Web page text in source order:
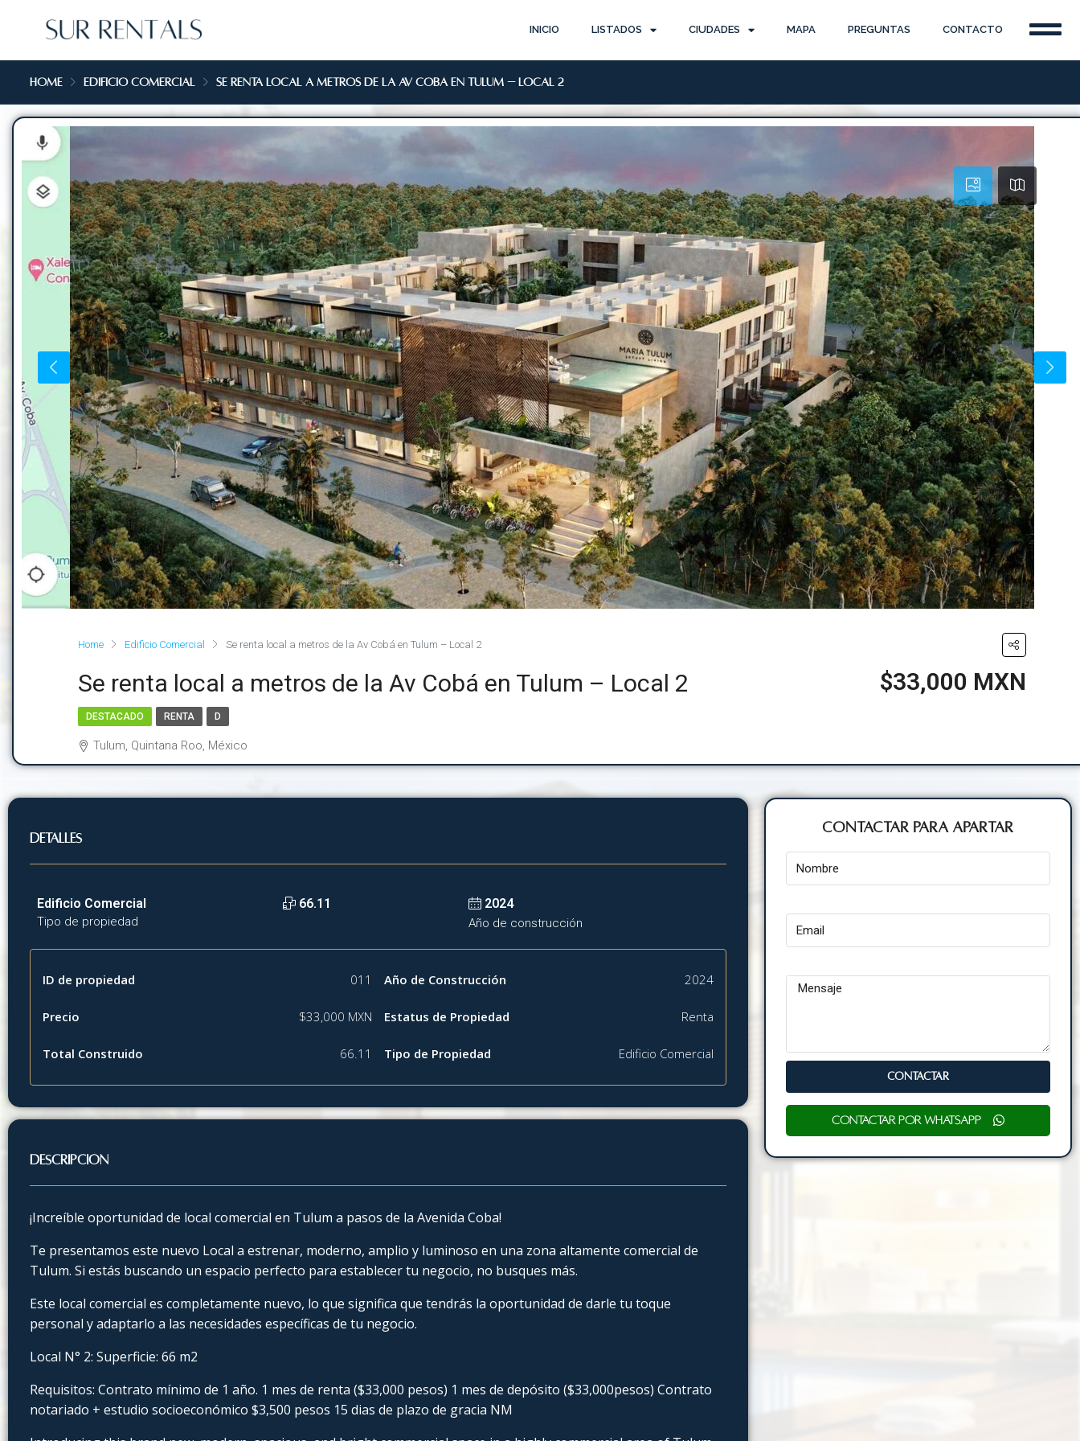
INICIO LISTADOS CIUDADES MAPA PREGUNTAS CONTACTO
Home Edificio Comercial Se renta local a metros de la Av Cobá en Tulum – Local 2
Home Edificio Comercial Se renta local a metros de la Av Cobá en Tulum – Local 2
Se renta local a metros de la Av Cobá en Tulum – Local 2 $33,000 MXN
DESTACADO RENTA D
Tulum, Quintana Roo, México
Detalles
Edificio Comercial
Tipo de propiedad
66.11 2024
Año de construcción
ID de propiedad 011
Precio $33,000 MXN
Total Construido 66.11
Año de Construcción 2024
Estatus de Propiedad Renta
Tipo de Propiedad Edificio Comercial
Descripción
¡Increíble oportunidad de local comercial en Tulum a pasos de la Avenida Coba!
Te presentamos este nuevo Local a estrenar, moderno, amplio y luminoso en una zona altamente comercial de
Tulum. Si estás buscando un espacio perfecto para establecer tu negocio, no busques más.
Este local comercial es completamente nuevo, lo que significa que tendrás la oportunidad de darle tu toque
personal y adaptarlo a las necesidades específicas de tu negocio.
Local N° 2: Superficie: 66 m2
Requisitos: Contrato mínimo de 1 año. 1 mes de renta ($33,000 pesos) 1 mes de depósito ($33,000pesos) Contrato
notariado + estudio socioeconómico $3,500 pesos 15 dias de plazo de gracia NM
Contactar para Apartar
CONTACTAR
Contactar por WhatsApp